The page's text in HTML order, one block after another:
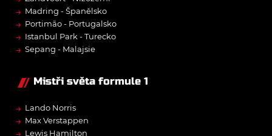
→ Madring - Španělsko
→ Portimão - Portugalsko
→ Istanbul Park - Turecko
→ Sepang - Malajsie
Mistři světa formule 1
→ Lando Norris
→ Max Verstappen
Lewis Hamilton